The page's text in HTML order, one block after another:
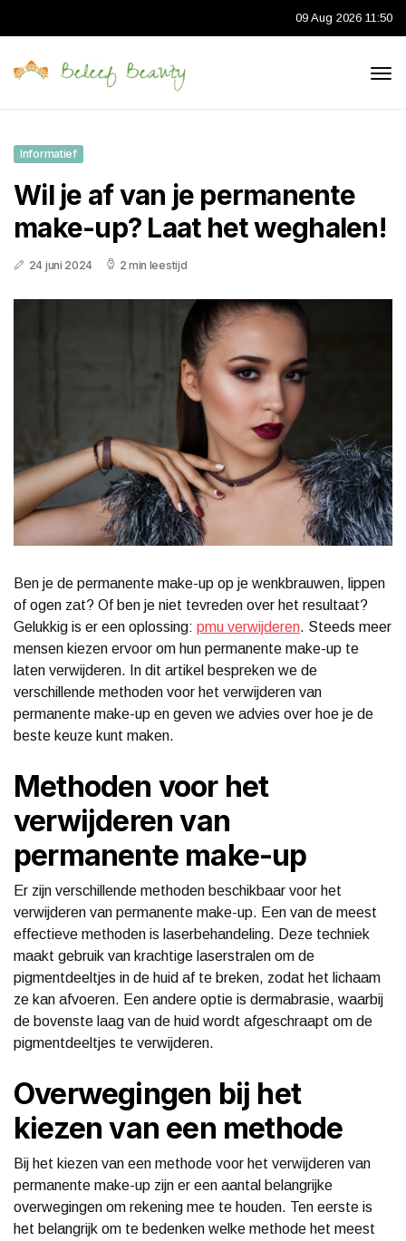
09 Aug 2026 11:50
Informatief
Wil je af van je permanente
make-up? Laat het weghalen!
24 juni 2024 2 min leestijd
Ben je de permanente make-up op je wenkbrauwen, lippen
of ogen zat? Of ben je niet tevreden over het resultaat?
Gelukkig is er een oplossing: pmu verwijderen. Steeds meer
mensen kiezen ervoor om hun permanente make-up te
laten verwijderen. In dit artikel bespreken we de
verschillende methoden voor het verwijderen van
permanente make-up en geven we advies over hoe je de
beste keuze kunt maken.
Methoden voor het
verwijderen van
permanente make-up
Er zijn verschillende methoden beschikbaar voor het
verwijderen van permanente make-up. Een van de meest
effectieve methoden is laserbehandeling. Deze techniek
maakt gebruik van krachtige laserstralen om de
pigmentdeeltjes in de huid af te breken, zodat het lichaam
ze kan afvoeren. Een andere optie is dermabrasie, waarbij
de bovenste laag van de huid wordt afgeschraapt om de
pigmentdeeltjes te verwijderen.
Overwegingen bij het
kiezen van een methode
Bij het kiezen van een methode voor het verwijderen van
permanente make-up zijn er een aantal belangrijke
overwegingen om rekening mee te houden. Ten eerste is
het belangrijk om te bedenken welke methode het meest